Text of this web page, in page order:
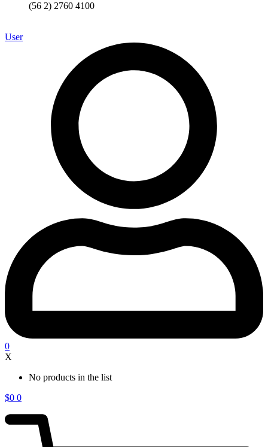
(56 2) 2760 4100
User
0
X
No products in the list
$0 0